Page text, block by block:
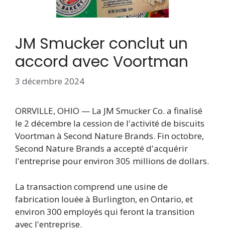
JM Smucker conclut un
accord avec Voortman
3 décembre 2024
ORRVILLE, OHIO — La JM Smucker Co. a finalisé
le 2 décembre la cession de l'activité de biscuits
Voortman à Second Nature Brands. Fin octobre,
Second Nature Brands a accepté d'acquérir
l'entreprise pour environ 305 millions de dollars.
La transaction comprend une usine de
fabrication louée à Burlington, en Ontario, et
environ 300 employés qui feront la transition
avec l'entreprise.